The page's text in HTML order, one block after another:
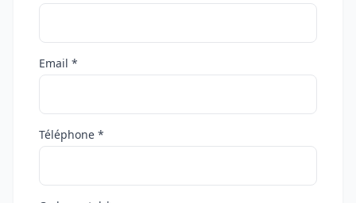
Email *
Téléphone *